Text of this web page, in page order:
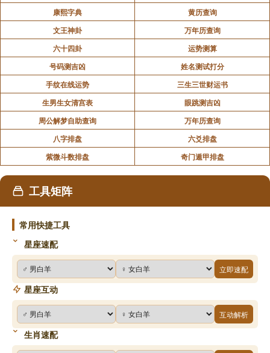
闻言不信：不相信别人的忠告，肯定会吃大亏。
象曰：其行次且，位不当也；闻言不信，聪不明
其行次且，位不当也：行动遇到阻碍，那是因为不
合适，不在其位不谋其事；明明是个文将，擅长写写文
章，偏偏去做武官的事儿，非要去舞刀弄枪。
闻言不信，聪不明也：这个人很固执，完全听不进
别人忠告，我行我素，我的地盘我做主，这是不明智
的。
5.上六，无号，终有凶
无号：暂时有所不爽，不必伤心难过。
终有凶：小人虽然能得一时之势，最终是要受到惩
罚。
康熙字典
黄历查询
文王神卦
万年历查询
六十四卦
运势测算
号码测吉凶
姓名测试打分
手纹在线运势
三生三世财运书
生男生女清宫表
眼跳测吉凶
周公解梦自助查询
万年历查询
八字排盘
六爻排盘
紫微斗数排盘
奇门遁甲排盘
工具矩阵
常用快捷工具
星座速配
立即速配
星座互动
互动解析
生肖速配